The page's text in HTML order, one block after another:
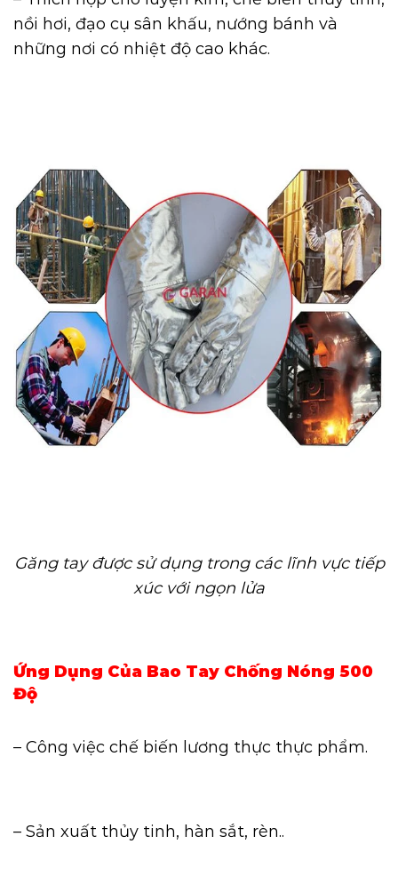
nồi hơi, đạo cụ sân khấu, nướng bánh và
những nơi có nhiệt độ cao khác.
Găng tay được sử dụng trong các lĩnh vực tiếp
xúc với ngọn lửa
Ứng Dụng Của Bao Tay Chống Nóng 500
Độ
– Công việc chế biến lương thực thực phẩm.
– Sản xuất thủy tinh, hàn sắt, rèn..